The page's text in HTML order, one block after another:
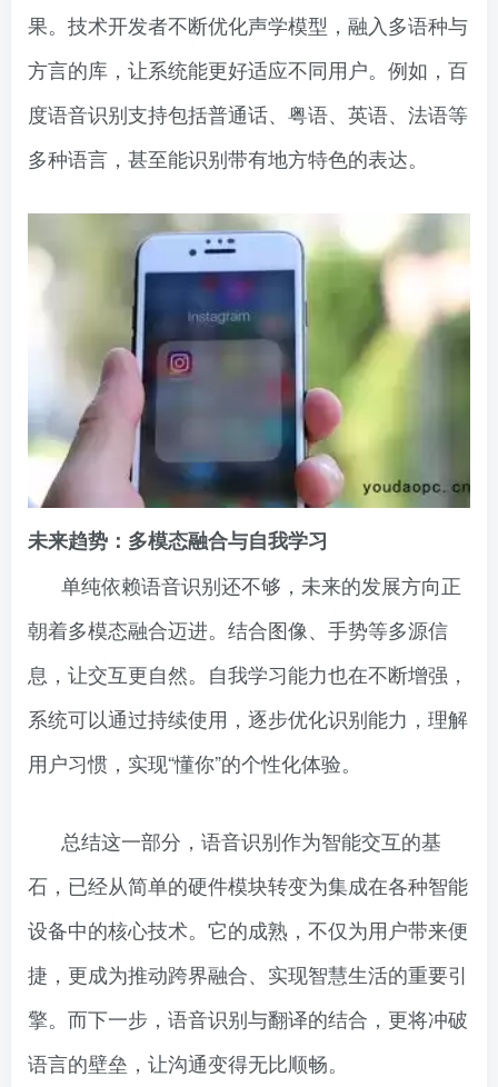
果。技术开发者不断优化声学模型，融入多语种与
方言的库，让系统能更好适应不同用户。例如，百
度语音识别支持包括普通话、粤语、英语、法语等
多种语言，甚至能识别带有地方特色的表达。
未来趋势：多模态融合与自我学习
单纯依赖语音识别还不够，未来的发展方向正
朝着多模态融合迈进。结合图像、手势等多源信
息，让交互更自然。自我学习能力也在不断增强，
系统可以通过持续使用，逐步优化识别能力，理解
用户习惯，实现“懂你”的个性化体验。
总结这一部分，语音识别作为智能交互的基
石，已经从简单的硬件模块转变为集成在各种智能
设备中的核心技术。它的成熟，不仅为用户带来便
捷，更成为推动跨界融合、实现智慧生活的重要引
擎。而下一步，语音识别与翻译的结合，更将冲破
语言的壁垒，让沟通变得无比顺畅。